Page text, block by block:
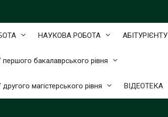
НАУКОВА РОБОТА АБІТУРІЄНТУ
першого бакалаврського рівня
магістерського рівня ВІДЕОТЕКА